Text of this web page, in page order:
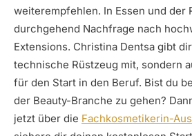
weiterempfehlen. In Essen und der
durchgehend Nachfrage nach
Extensions. Christina Dentsa gibt
technische Rüstzeug mit, sondern
für den Start in den Beruf. Bist du
der Beauty-Branche zu gehen?
jetzt über die Fachkosmetikerin-